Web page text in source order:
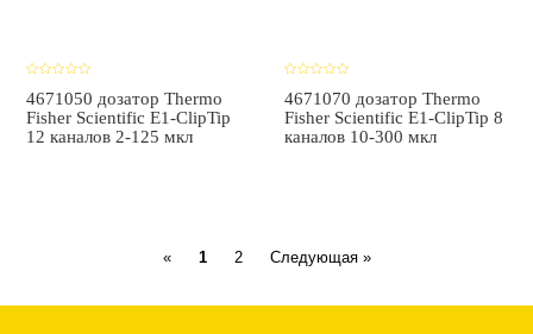
4671050 дозатор Thermo
Fisher Scientific E1-ClipTip
12 каналов 2-125 мкл
4671070 дозатор Thermo
Fisher Scientific E1-ClipTip 8
каналов 10-300 мкл
«Previous
1 2 Следующая »Next